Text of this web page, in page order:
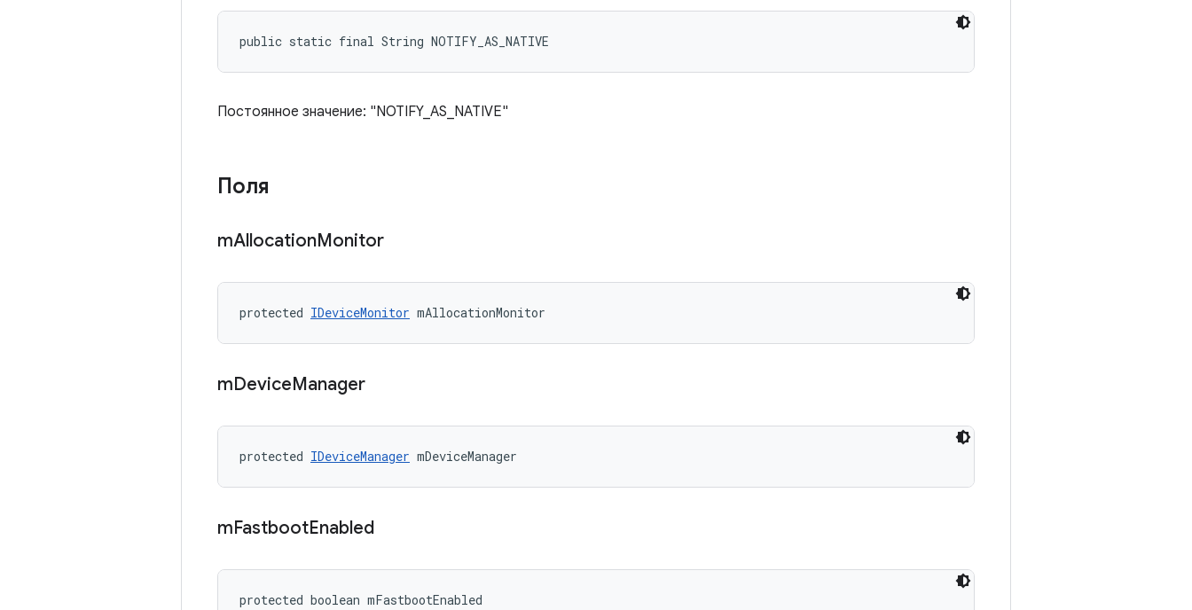
public static final String NOTIFY_AS_NATIVE
Постоянное значение: "NOTIFY_AS_NATIVE"
Поля
mAllocationMonitor
protected IDeviceMonitor mAllocationMonitor
mDeviceManager
protected IDeviceManager mDeviceManager
mFastbootEnabled
protected boolean mFastbootEnabled